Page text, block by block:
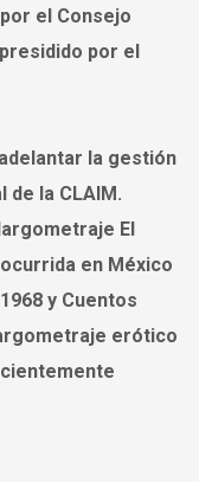
el Consejo
por el
la gestión
la CLAIM.
El
en México
y Cuentos
erótico